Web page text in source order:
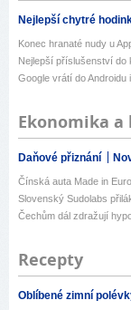
Nejlepší chytré
Konec hranaté nudy u
Nejlepší příslušenství do
Google vrátí do Androidu
Ekonomika a
Daňové přiznání
Čínská auta Made in
Slovenský Sudolabs
Čechům dál zdražují
Recepty
Oblíbené zimní